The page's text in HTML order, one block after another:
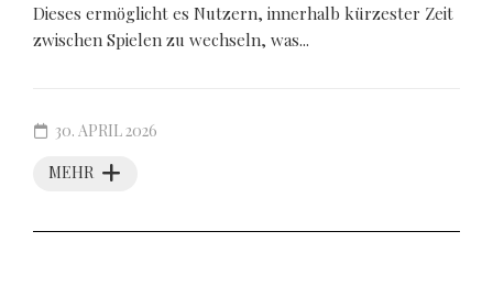
Dieses ermöglicht es Nutzern, innerhalb kürzester Zeit
zwischen Spielen zu wechseln, was...
MEHR
30. APRIL 2026